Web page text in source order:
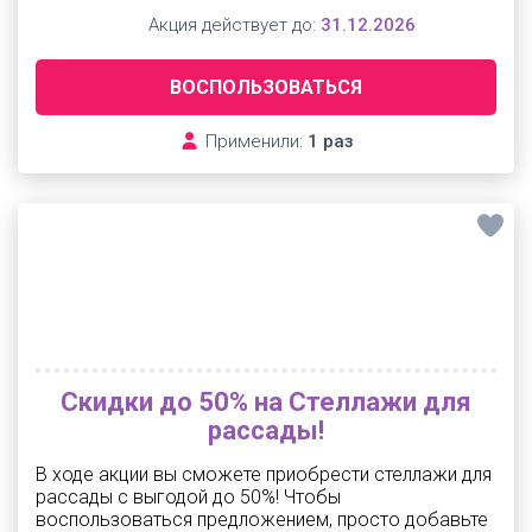
ВОСПОЛЬЗОВАТЬСЯ
Применили: 1 раз
Акция действует до: 31.12.2026
Скидки до 50% на Стеллажи для
рассады!
В ходе акции вы сможете приобрести стеллажи для
рассады с выгодой до 50%! Чтобы
воспользоваться предложением, просто добавьте